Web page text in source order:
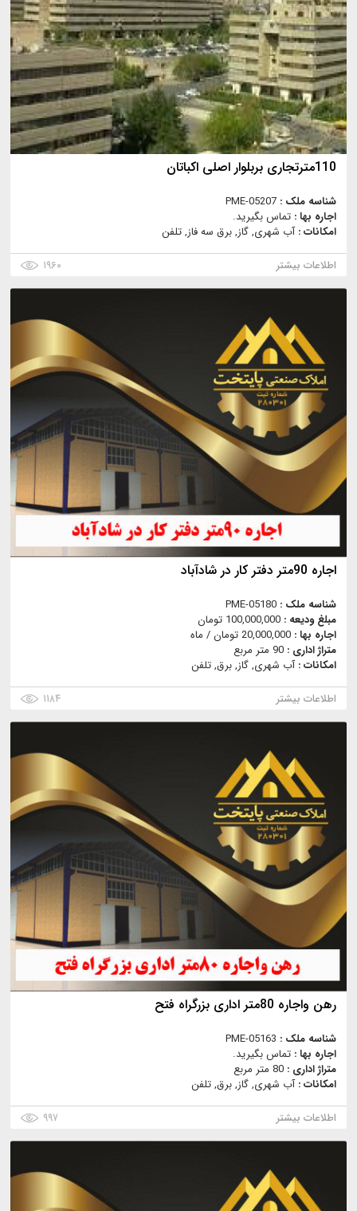
110مترتجاری بربلوار اصلی اکباتان
شناسه ملک : PME-05207
اجاره بها : تماس بگیرید.
امکانات :آب شهری, گاز, برق سه فاز, تلفن
اطلاعات بیشتر
۱۹۶۰
اجاره 90متر دفتر کار در شادآباد
شناسه ملک : PME-05180
مبلغ ودیعه : 100,000,000 تومان
اجاره بها : 20,000,000 تومان / ماه
متراژ اداری : 90 متر مربع
امکانات :آب شهری, گاز, برق, تلفن
اطلاعات بیشتر
۱۱۸۴
رهن واجاره 80متر اداری بزرگراه فتح
شناسه ملک : PME-05163
اجاره بها : تماس بگیرید.
متراژ اداری : 80 متر مربع
امکانات :آب شهری, گاز, برق, تلفن
اطلاعات بیشتر
۹۹۷